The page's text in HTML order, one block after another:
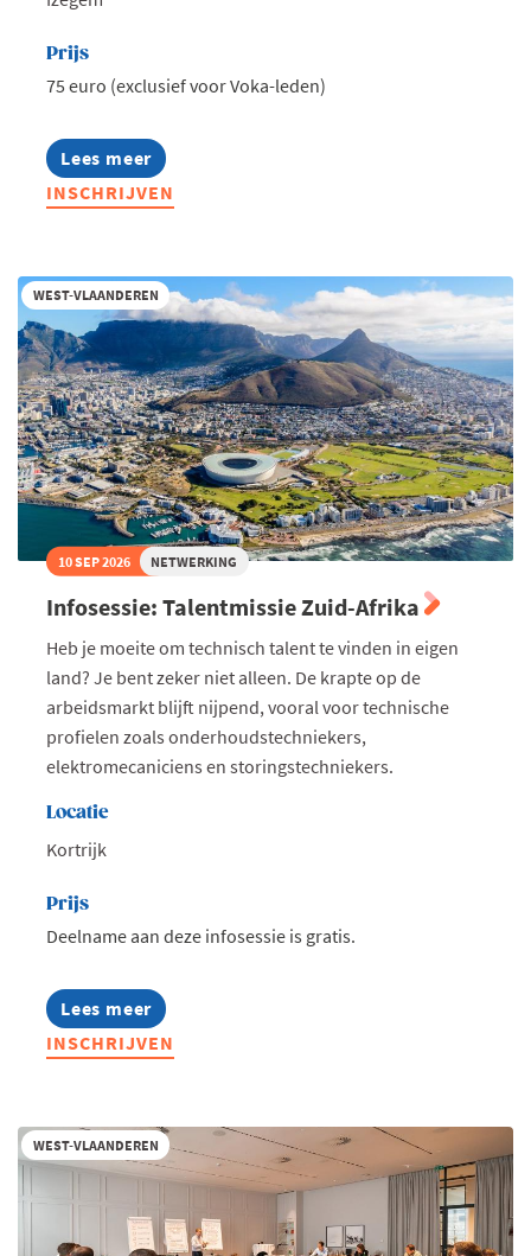
Prijs
75 euro (exclusief voor Voka-leden)
Lees meer
about
International
Business
INSCHRIJVEN
WEST-VLAANDEREN
10 SEP 2026 NETWERKING
Infosessie: Talentmissie Zuid-Afrika
Heb je moeite om technisch talent te vinden in eigen
land? Je bent zeker niet alleen. De krapte op de
arbeidsmarkt blijft nijpend, vooral voor technische
profielen zoals onderhoudstechniekers,
elektromecaniciens en storingstechniekers.
Locatie
Kortrijk
Prijs
Deelname aan deze infosessie is gratis.
Lees meer
about
Infosessie:
Talentmissie
INSCHRIJVEN
WEST-VLAANDEREN